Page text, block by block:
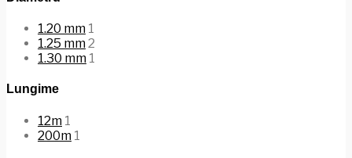
1.20 mm 1
1.25 mm2
1.30 mm 1
Lungime
12m 1
200m 1